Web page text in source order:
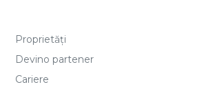
Proprietăți
Devino partener
Cariere